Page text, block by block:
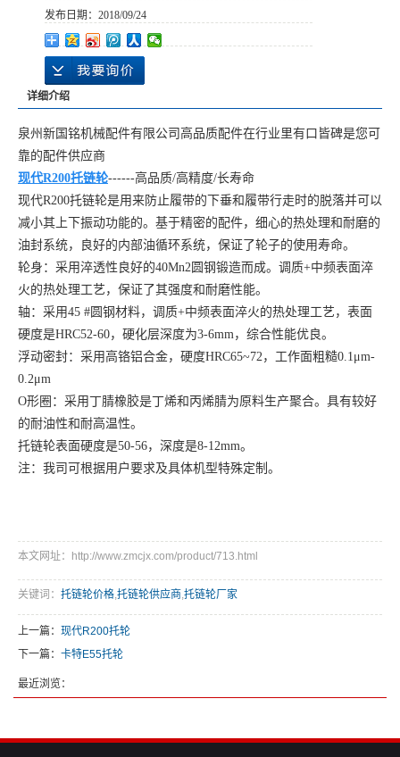
发布日期： 2018/09/24
详细介绍
泉州新国铭机械配件有限公司高品质配件在行业里有口皆碑是您可
靠的配件供应商
现代R200托链轮------高品质/高精度/长寿命
现代R200托链轮是用来防止履带的下垂和履带行走时的脱落并可以
减小其上下振动功能的。基于精密的配件，细心的热处理和耐磨的
油封系统，良好的内部油循环系统，保证了轮子的使用寿命。
轮身：采用淬透性良好的40Mn2圆钢锻造而成。调质+中频表面淬
火的热处理工艺，保证了其强度和耐磨性能。
轴：采用45 #圆钢材料，调质+中频表面淬火的热处理工艺，表面
硬度是HRC52-60，硬化层深度为3-6mm，综合性能优良。
浮动密封：采用高铬铝合金，硬度HRC65~72，工作面粗糙0.1μm-
0.2μm
O形圈：采用丁腈橡胶是丁烯和丙烯腈为原料生产聚合。具有较好
的耐油性和耐高温性。
托链轮表面硬度是50-56，深度是8-12mm。
注：我司可根据用户要求及具体机型特殊定制。
本文网址：http://www.zmcjx.com/product/713.html
关键词： 托链轮价格,托链轮供应商,托链轮厂家
上一篇： 现代R200托轮
下一篇： 卡特E55托轮
最近浏览：